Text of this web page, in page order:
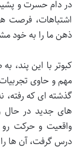
در دام حسرت و
اشتباهات، فرصت
ذهن ما را به خود
کبوتر با این پند،
مهم و حاوی
گذشته ای که رفته،
های جدید در حال
واقعیت و حرکت
درس گرفت، آن ها را